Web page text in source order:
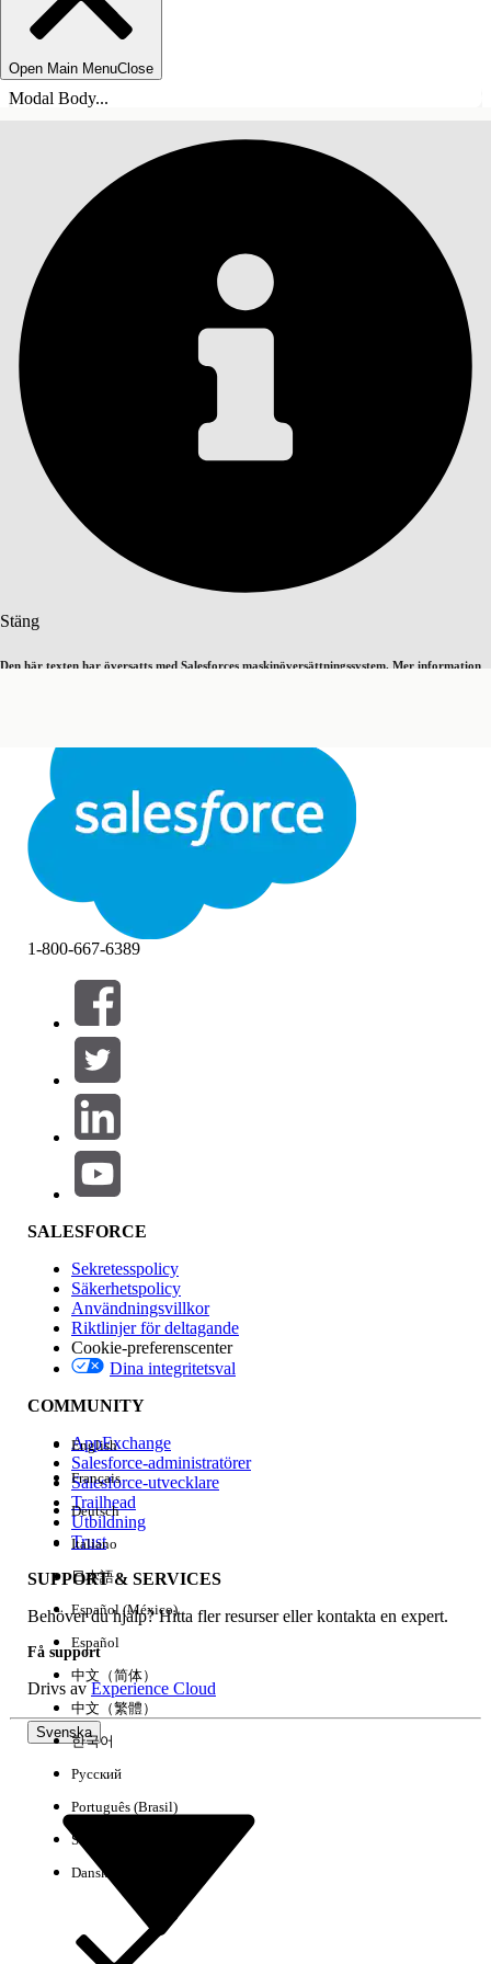
Open Main MenuClose
Modal Body...
Stäng
Den här texten har översatts med Salesforces maskinöversättningssystem. Mer information
StängStäng
Innehållsförteckningar
INNEHÅLLSFÖRTECKNINGAR
Filter (0)
VÄLJ FILTER
Produktområde
Funktionspåverkan
Version
Händelse
Rensa alla Klart
1-800-667-6389
SALESFORCE
Sekretesspolicy
Säkerhetspolicy
Användningsvillkor
Riktlinjer för deltagande
Cookie-preferenscenter
Dina integritetsval
COMMUNITY
AppExchange
Salesforce-administratörer
Salesforce-utvecklare
Trailhead
Utbildning
Trust
SUPPORT & SERVICES
Behöver du hjälp? Hitta fler resurser eller kontakta en expert.
Få support
Drivs avExperience Cloud
Svenska
English
Français
Deutsch
Italiano
日本語
Español (México)
Español
中文（简体）
中文（繁體）
한국어
Русский
Português (Brasil)
Suomi
Dansk